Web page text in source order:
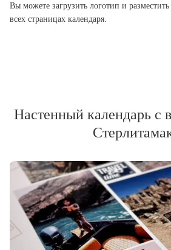
Вы можете загрузить логотип и
всех страницах календаря.
Настенный календарь с